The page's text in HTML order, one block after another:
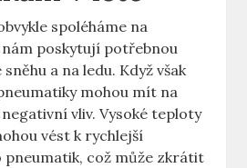
spoléháme na
poskytují potřebnou
a na ledu. Když však
mohou mít na
vliv. Vysoké teploty
vést k rychlejší
což může zkrátit